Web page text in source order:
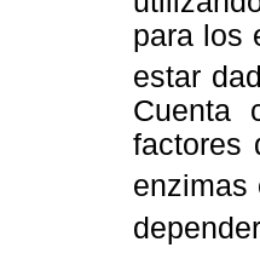
para los
estar
Cuenta
factores
enzimas